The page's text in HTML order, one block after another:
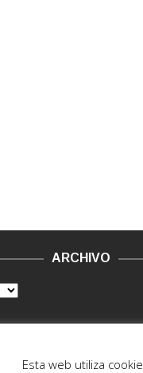
ARCHIVO
Esta web utiliza